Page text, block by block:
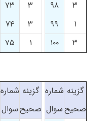
۳
۹۸ ۳ ۷۳
۱
۹۹ ۳ ۷۴
۳
۱۰۰ ۱ ۷۵
گزینه
صحیح
شماره
سوال
گزینه
صحیح
شماره
سوال